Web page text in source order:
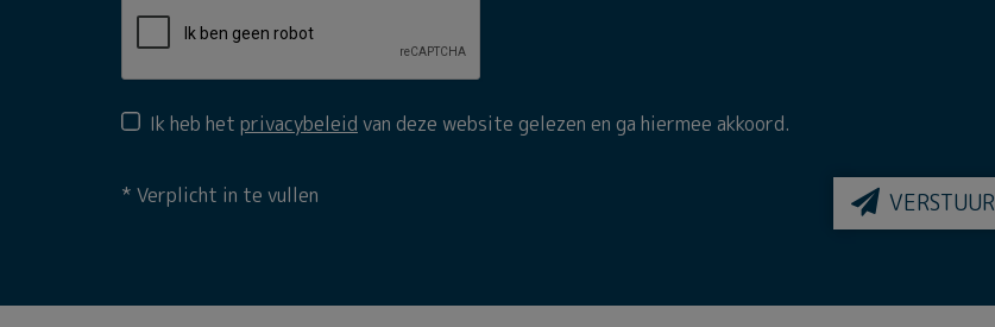
Ik heb het privacybeleid van deze website gelezen en ga hiermee akkoord.
* Verplicht in te vullen VERSTUUR